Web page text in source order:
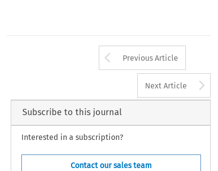
Arrow button
Previous Article
Next Article
Subscribe to this journal
Interested in a subscription?
Contact our sales team